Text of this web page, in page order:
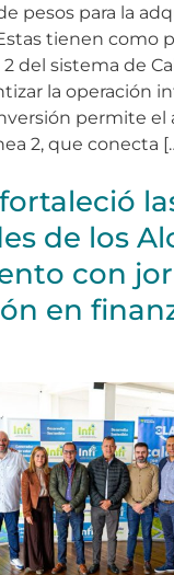
pesos para la
tienen como
del sistema de
la operación
permite
2, que conecta
de los
con
en